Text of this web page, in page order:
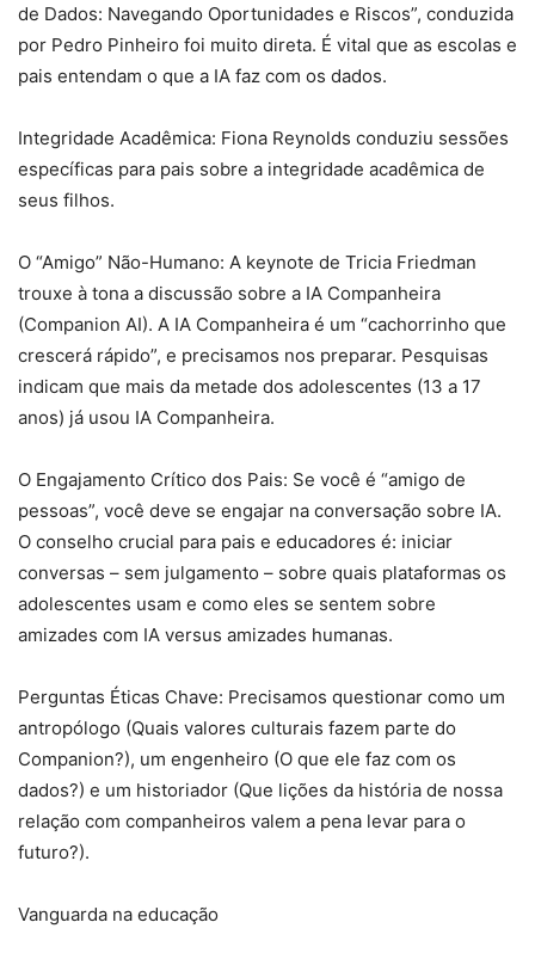
de Dados: Navegando Oportunidades e Riscos”, conduzida
por Pedro Pinheiro foi muito direta. É vital que as escolas e
pais entendam o que a IA faz com os dados.
Integridade Acadêmica: Fiona Reynolds conduziu sessões
específicas para pais sobre a integridade acadêmica de
seus filhos.
O “Amigo” Não-Humano: A keynote de Tricia Friedman
trouxe à tona a discussão sobre a IA Companheira
(Companion AI). A IA Companheira é um “cachorrinho que
crescerá rápido”, e precisamos nos preparar. Pesquisas
indicam que mais da metade dos adolescentes (13 a 17
anos) já usou IA Companheira.
O Engajamento Crítico dos Pais: Se você é “amigo de
pessoas”, você deve se engajar na conversação sobre IA.
O conselho crucial para pais e educadores é: iniciar
conversas – sem julgamento – sobre quais plataformas os
adolescentes usam e como eles se sentem sobre
amizades com IA versus amizades humanas.
Perguntas Éticas Chave: Precisamos questionar como um
antropólogo (Quais valores culturais fazem parte do
Companion?), um engenheiro (O que ele faz com os
dados?) e um historiador (Que lições da história de nossa
relação com companheiros valem a pena levar para o
futuro?).
Vanguarda na educação